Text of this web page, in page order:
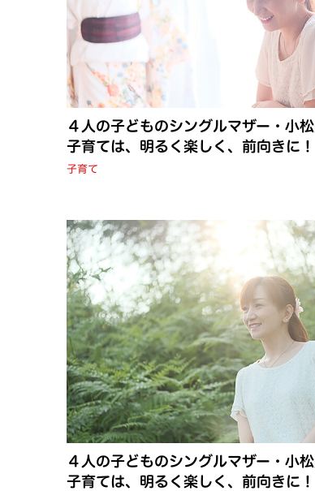
４人の子どものシングルマザー・小
子育ては、明るく楽しく、前向きに
子育て
４人の子どものシングルマザー・小
子育ては、明るく楽しく、前向きに